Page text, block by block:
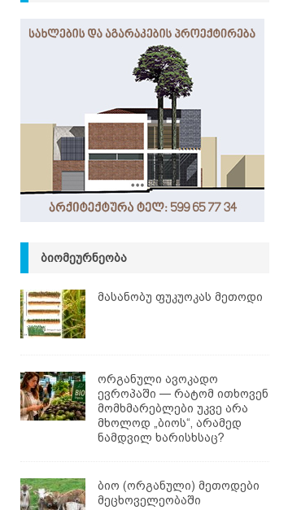
ᲑᲘᲝᲛᲔᲣᲠᲜᲔᲝᲑᲐ
მასანობუ ფუკუოკას მეთოდი
ორგანული ავოკადო
ევროპაში — რატომ ითხოვენ
მომხმარებლები უკვე არა
მხოლოდ „ბიოს“, არამედ
ნამდვილ ხარისხსაც?
ბიო (ორგანული) მეთოდები
მეცხოველეობაში